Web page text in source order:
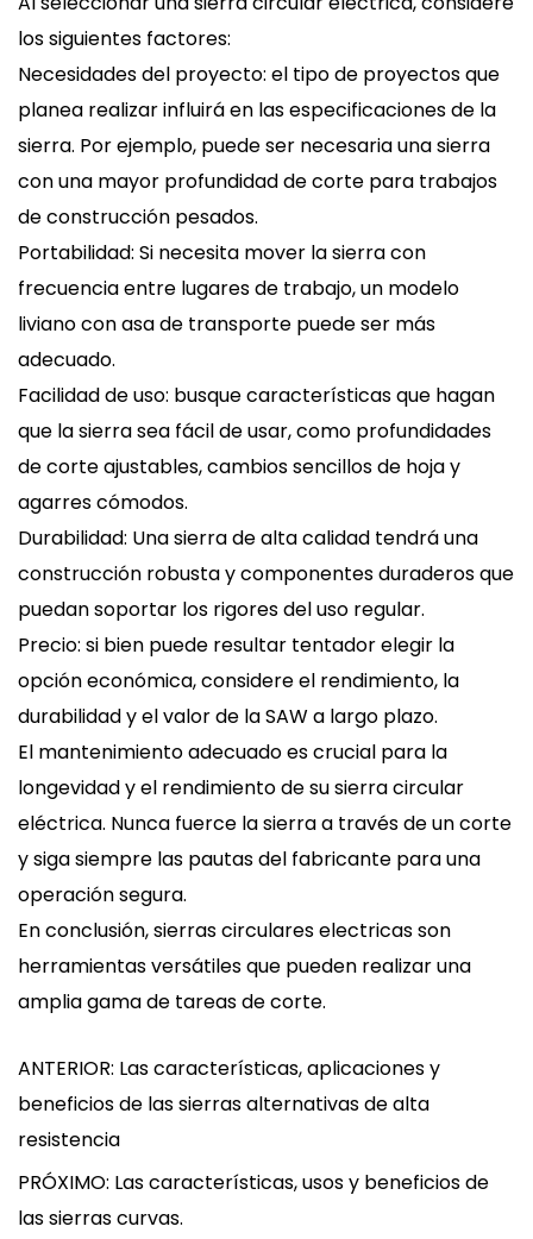
los siguientes factores:
Necesidades del proyecto: el tipo de proyectos que
planea realizar influirá en las especificaciones de la
sierra. Por ejemplo, puede ser necesaria una sierra
con una mayor profundidad de corte para trabajos
de construcción pesados.
Portabilidad: Si necesita mover la sierra con
frecuencia entre lugares de trabajo, un modelo
liviano con asa de transporte puede ser más
adecuado.
Facilidad de uso: busque características que hagan
que la sierra sea fácil de usar, como profundidades
de corte ajustables, cambios sencillos de hoja y
agarres cómodos.
Durabilidad: Una sierra de alta calidad tendrá una
construcción robusta y componentes duraderos que
puedan soportar los rigores del uso regular.
Precio: si bien puede resultar tentador elegir la
opción económica, considere el rendimiento, la
durabilidad y el valor de la SAW a largo plazo.
El mantenimiento adecuado es crucial para la
longevidad y el rendimiento de su sierra circular
eléctrica. Nunca fuerce la sierra a través de un corte
y siga siempre las pautas del fabricante para una
operación segura.
En conclusión,sierras circulares electricasson
herramientas versátiles que pueden realizar una
amplia gama de tareas de corte.
ANTERIOR: Las características, aplicaciones y
beneficios de las sierras alternativas de alta
resistencia
PRÓXIMO: Las características, usos y beneficios de
las sierras curvas.